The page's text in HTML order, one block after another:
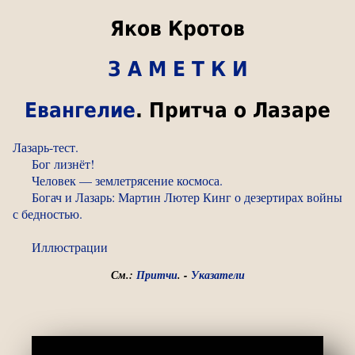
Яков Кротов
З А М Е Т К И
Евангелие. Притча о Лазаре
Лазарь-тест.
Бог лизнёт!
Человек — землетрясение космоса.
Богач и Лазарь: Мартин Лютер Кинг о дезертирах войны
с бедностью.
Иллюстрации
См.: Притчи. - Указатели